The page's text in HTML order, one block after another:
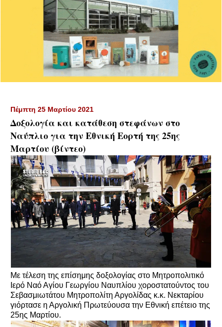
Πέμπτη 25 Μαρτίου 2021
Δοξολογία και κατάθεση στεφάνων στο
Ναύπλιο για την Εθνική Εορτή της 25ης
Μαρτίου (βίντεο)
Με τέλεση της επίσημης δοξολογίας στο Μητροπολιτικό
Ιερό Ναό Αγίου Γεωργίου Ναυπλίου χοροστατούντος του
Σεβασμιωτάτου Μητροπολίτη Αργολίδας κ.κ. Νεκταρίου
γιόρτασε η Αργολική Πρωτεύουσα την Εθνική επέτειο της
25ης Μαρτίου.